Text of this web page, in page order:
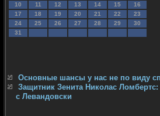
10
11 12 13 14 15
16
17
18 19 20 21 22
23
24
25 26 27 28 29
30
31
Основные шансы у нас не по виду
Защитник Зенита Николас
с Левандовски